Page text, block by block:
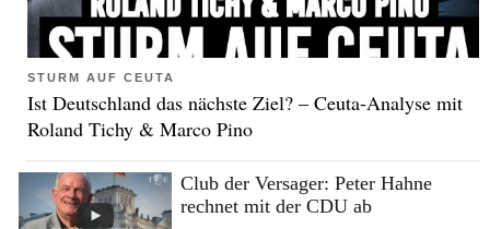
STURM AUF CEUTA
Ist Deutschland das nächste Ziel? – Ceuta-Analyse mit
Roland Tichy & Marco Pino
Club der Versager: Peter Hahne
rechnet mit der CDU ab